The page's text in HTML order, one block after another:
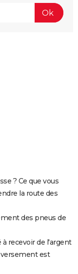
streaming,
de voir le
avis... Tout sur
bande-
il vraiment piloté
?
Moisson : Effie,
dans la
scènes post-
t-elle de
? Ce que vous
la route des
des pneus de
recevoir de l'argent
est